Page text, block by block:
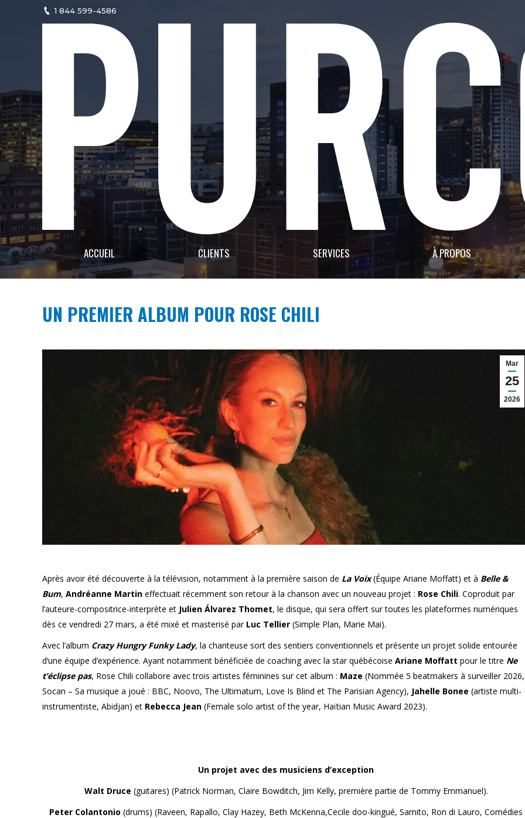
1 844 599-4586
ACCUEIL CLIENTS SERVICES À PROPOS
UN PREMIER ALBUM POUR ROSE CHILI
Mar
25
2026
Après avoir été découverte à la télévision, notamment à la première saison de La Voix(Équipe Ariane Moffatt) et à Belle &
Bum, Andréanne Martin effectuait récemment son retour à la chanson avec un nouveau projet : Rose Chili. Coproduit par
l’auteure-compositrice-interprète et Julien Álvarez Thomet, le disque, qui sera offert sur toutes les plateformes numériques
dès ce vendredi 27 mars, a été mixé et masterisé par Luc Tellier (Simple Plan, Marie Mai).
Avec l’album Crazy Hungry Funky Lady, la chanteuse sort des sentiers conventionnels et présente un projet solide entourée
d’une équipe d’expérience. Ayant notamment bénéficiée de coaching avec la star québécoise Ariane Moffatt pour le titre Ne
t’éclipse pas, Rose Chili collabore avec trois artistes féminines sur cet album : Maze (Nommée 5 beatmakers à surveiller 2026,
Socan – Sa musique a joué : BBC, Noovo, The Ultimatum, Love Is Blind et The Parisian Agency), Jahelle Bonee (artiste multi-
instrumentiste, Abidjan) et Rebecca Jean (Female solo artist of the year, Haïtian Music Award 2023).
Un projet avec des musiciens d’exception
Walt Druce (guitares) (Patrick Norman, Claire Bowditch, Jim Kelly, première partie de Tommy Emmanuel).
Peter Colantonio (drums) (Raveen, Rapallo, Clay Hazey, Beth McKenna,Cecile doo-kingué, Samito, Ron di Lauro, Comédies